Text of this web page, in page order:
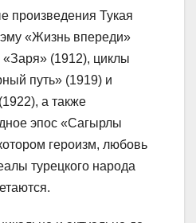
произведения Тукая
«Жизнь впереди»
«Заря» (1912), циклы
путь» (1919) и
а также
эпос «Сагырлы
героизм, любовь
турецкого народа